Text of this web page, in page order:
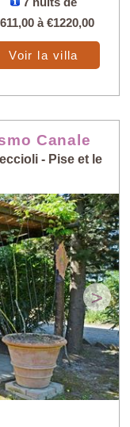
à€1220,00
Voir la villa
Canale
- Pise et le
>